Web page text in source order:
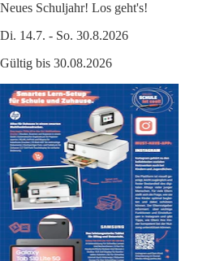
Neues Schuljahr! Los geht's!
Di. 14.7. - So. 30.8.2026
Gültig bis 30.08.2026